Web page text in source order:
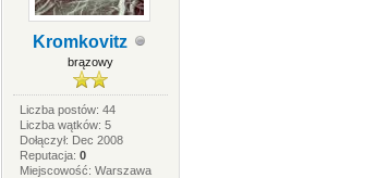
Kromkovitz
brązowy
Liczba postów: 44
Liczba wątków: 5
Dołączył: Dec 2008
Reputacja:0
Miejscowość: Warszawa